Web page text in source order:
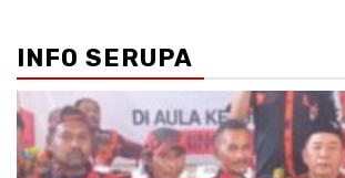
INFO SERUPA